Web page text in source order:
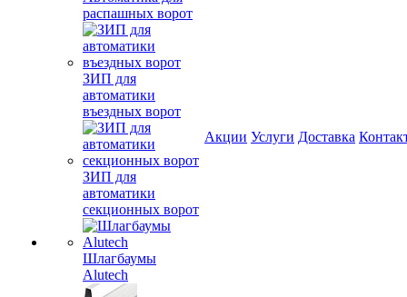
распашных ворот
ЗИП для
автоматики
въездных ворот
ЗИП для
автоматики
секционных ворот
Шлагбаумы
Alutech
Акции Услуги Доставка